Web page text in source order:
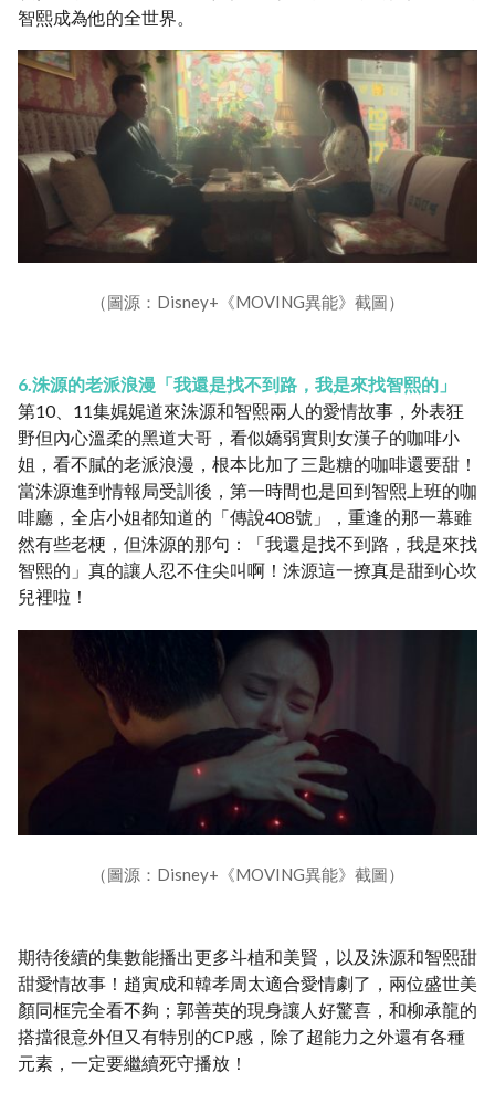
智熙成為他的全世界。
（圖源：Disney+《MOVING異能》截圖）
6.洙源的老派浪漫「我還是找不到路，我是來找智熙的」
第10、11集娓娓道來洙源和智熙兩人的愛情故事，外表狂
野但內心溫柔的黑道大哥，看似嬌弱實則女漢子的咖啡小
姐，看不膩的老派浪漫，根本比加了三匙糖的咖啡還要甜！
當洙源進到情報局受訓後，第一時間也是回到智熙上班的咖
啡廳，全店小姐都知道的「傳說408號」，重逢的那一幕雖
然有些老梗，但洙源的那句：「我還是找不到路，我是來找
智熙的」真的讓人忍不住尖叫啊！洙源這一撩真是甜到心坎
兒裡啦！
（圖源：Disney+《MOVING異能》截圖）
期待後續的集數能播出更多斗植和美賢，以及洙源和智熙甜
甜愛情故事！趙寅成和韓孝周太適合愛情劇了，兩位盛世美
顏同框完全看不夠；郭善英的現身讓人好驚喜，和柳承龍的
搭擋很意外但又有特別的CP感，除了超能力之外還有各種
元素，一定要繼續死守播放！